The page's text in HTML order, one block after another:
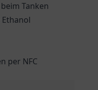
Tanken
per NFC